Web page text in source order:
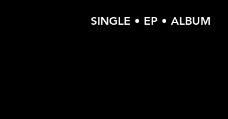
SINGLE • EP • ALBUM